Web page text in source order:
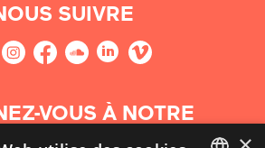
SUIVRE
VOUS À NOTRE
NEWSLETTER